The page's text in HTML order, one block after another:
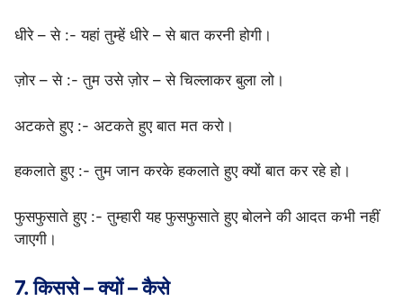
धीरे – से :- यहां तुम्हें धीरे – से बात करनी होगी।
ज़ोर – से :- तुम उसे ज़ोर – से चिल्लाकर बुला लो।
अटकते हुए :- अटकते हुए बात मत करो।
हकलाते हुए :- तुम जान करके हकलाते हुए क्यों बात कर रहे हो।
फुसफुसाते हुए :- तुम्हारी यह फुसफुसाते हुए बोलने की आदत कभी नहीं
जाएगी।
7. किससे – क्यों – कैसे